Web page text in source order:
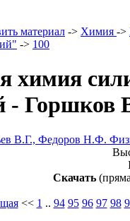
материал -> Химия ->
-> 100
химия
- Горшков
В.Г., Федоров Н.Ф.
Скачать
<< 1 .. 94 95 96 97 98